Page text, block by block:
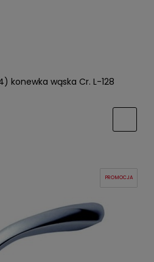
konewka wąska Cr. L-128
PROMOCJA